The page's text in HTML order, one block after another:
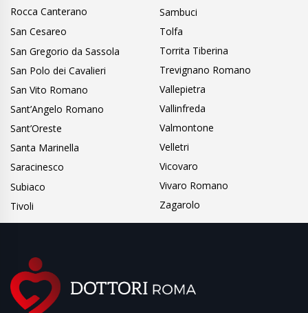
Rocca Canterano
Sambuci
San Cesareo
San Gregorio da Sassola
San Polo dei Cavalieri
San Vito Romano
Sant’Angelo Romano
Sant’Oreste
Santa Marinella
Saracinesco
Subiaco
Tivoli
Tolfa
Torrita Tiberina
Trevignano Romano
Vallepietra
Vallinfreda
Valmontone
Velletri
Vicovaro
Vivaro Romano
Zagarolo